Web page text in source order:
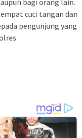
bagi orang lain.
cuci tangan dan
pengunjung yang